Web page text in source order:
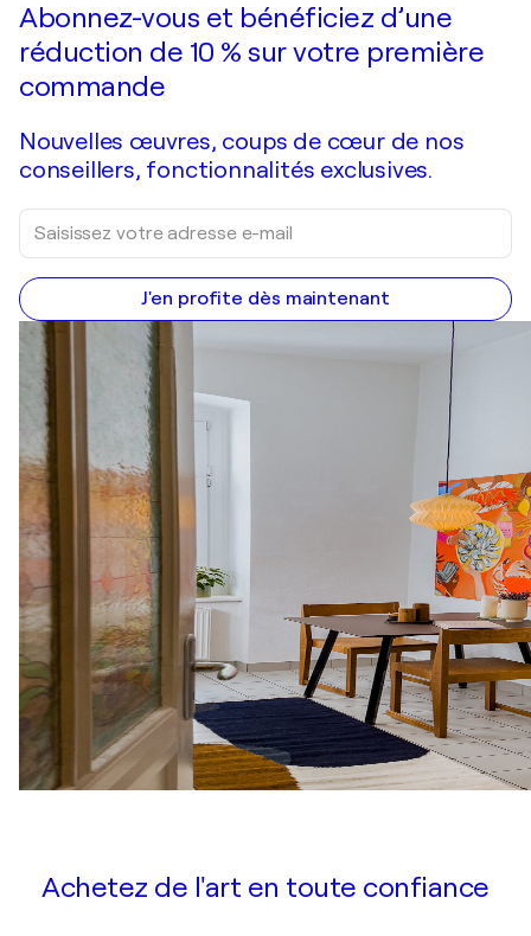
Abonnez-vous et bénéficiez d’une
réduction de 10 % sur votre première
commande
Nouvelles œuvres, coups de cœur de nos
conseillers, fonctionnalités exclusives.
J'en profite dès maintenant
Achetez de l'art en toute confiance